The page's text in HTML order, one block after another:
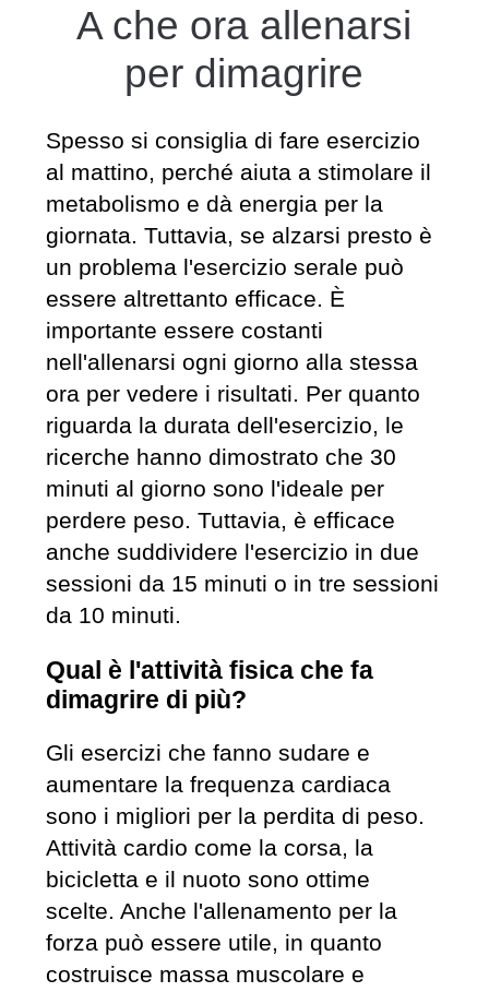
A che ora allenarsi
per dimagrire
Spesso si consiglia di fare esercizio
al mattino, perché aiuta a stimolare il
metabolismo e dà energia per la
giornata. Tuttavia, se alzarsi presto è
un problema l'esercizio serale può
essere altrettanto efficace. È
importante essere costanti
nell'allenarsi ogni giorno alla stessa
ora per vedere i risultati. Per quanto
riguarda la durata dell'esercizio, le
ricerche hanno dimostrato che 30
minuti al giorno sono l'ideale per
perdere peso. Tuttavia, è efficace
anche suddividere l'esercizio in due
sessioni da 15 minuti o in tre sessioni
da 10 minuti.
Qual è l'attività fisica che fa
dimagrire di più?
Gli esercizi che fanno sudare e
aumentare la frequenza cardiaca
sono i migliori per la perdita di peso.
Attività cardio come la corsa, la
bicicletta e il nuoto sono ottime
scelte. Anche l'allenamento per la
forza può essere utile, in quanto
costruisce massa muscolare e